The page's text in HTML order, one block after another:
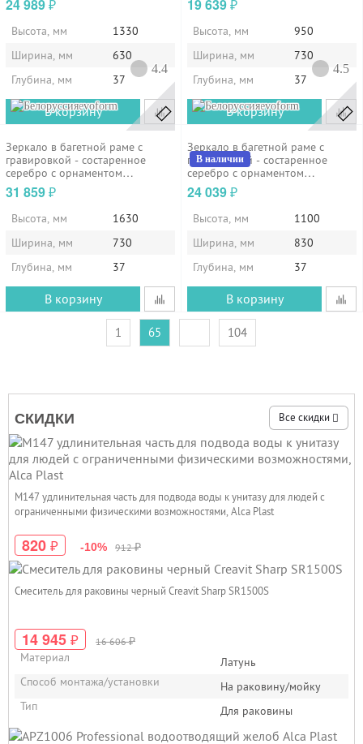
24 989₽
Высота, мм
1330
Ширина, мм
630
Глубина, мм
37
В корзину
19 639₽
Высота, мм
950
Ширина, мм
730
Глубина, мм
37
В корзину
evoform
4.4
Зеркало в багетной раме с
гравировкой - состаренное
серебро с орнаментом
73х163см...
31 859₽
Высота, мм
1630
Ширина, мм
730
Глубина, мм
37
В корзину
evoform
4.5
В наличии
Зеркало в багетной раме с
гравировкой - состаренное
серебро с орнаментом
83х110см...
24 039₽
Высота, мм
1100
Ширина, мм
830
Глубина, мм
37
В корзину
1 65 104
СКИДКИ Все скидки
M147 удлинительная часть для подвода воды к унитазу для людей с
ограниченными физическими возможностями, Alca Plast
820 ₽ -10% 912₽
Смеситель для раковины черный Creavit Sharp SR1500S
14 945 ₽ 16 606₽
Материал
Латунь
Способ монтажа/установки
На раковину/мойку
Тип
Для раковины